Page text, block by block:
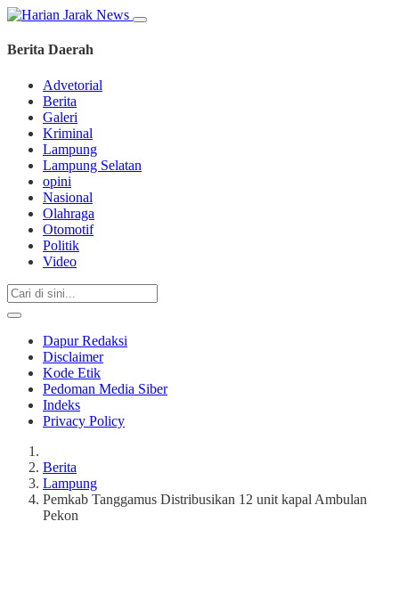
Berita Daerah
Advetorial
Berita
Galeri
Kriminal
Lampung
Lampung Selatan
opini
Nasional
Olahraga
Otomotif
Politik
Video
Dapur Redaksi
Disclaimer
Kode Etik
Pedoman Media Siber
Indeks
Privacy Policy
Berita
Lampung
Pemkab Tanggamus Distribusikan 12 unit kapal Ambulan
Pekon